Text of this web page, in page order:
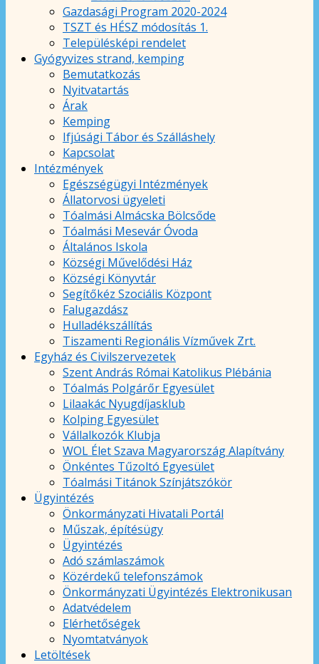
Gazdasági Program 2020-2024
TSZT és HÉSZ módosítás 1.
Településképi rendelet
Gyógyvizes strand, kemping
Bemutatkozás
Nyitvatartás
Árak
Kemping
Ifjúsági Tábor és Szálláshely
Kapcsolat
Intézmények
Egészségügyi Intézmények
Állatorvosi ügyeleti
Tóalmási Almácska Bölcsőde
Tóalmási Mesevár Óvoda
Általános Iskola
Községi Művelődési Ház
Községi Könyvtár
Segítőkéz Szociális Központ
Falugazdász
Hulladékszállítás
Tiszamenti Regionális Vízművek Zrt.
Egyház és Civilszervezetek
Szent András Római Katolikus Plébánia
Tóalmás Polgárőr Egyesület
Lilaakác Nyugdíjasklub
Kolping Egyesület
Vállalkozók Klubja
WOL Élet Szava Magyarország Alapítvány
Önkéntes Tűzoltó Egyesület
Tóalmási Titánok Színjátszókör
Ügyintézés
Önkormányzati Hivatali Portál
Műszak, építésügy
Ügyintézés
Adó számlaszámok
Közérdekű telefonszámok
Önkormányzati Ügyintézés Elektronikusan
Adatvédelem
Elérhetőségek
Nyomtatványok
Letöltések